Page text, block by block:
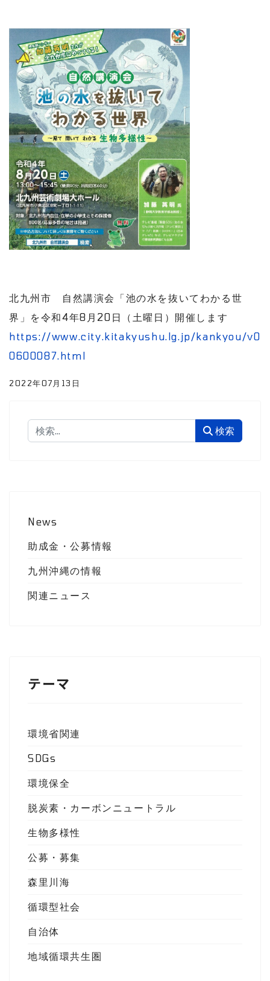
北九州市 自然講演会「池の水を抜いてわかる世
界」を令和4年8月20日（土曜日）開催します
https://www.city.kitakyushu.lg.jp/kankyou/v0
0600087.html
2022年07月13日
検索 検索
News
助成金・公募情報
九州沖縄の情報
関連ニュース
テーマ
環境省関連
SDGs
環境保全
脱炭素・カーボンニュートラル
生物多様性
公募・募集
森里川海
循環型社会
自治体
地域循環共生圏